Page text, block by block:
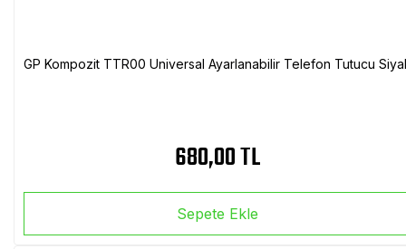
GP Kompozit TTR00 Universal Ayarlanabilir Telefon Tutucu
680,00 TL
Sepete Ekle